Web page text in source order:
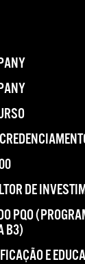
DE
PQO
B3)
E